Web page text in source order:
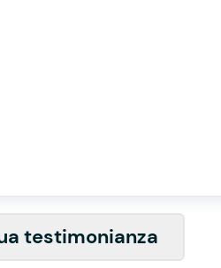
testimonianza